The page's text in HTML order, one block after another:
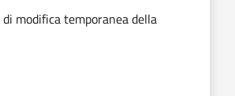
modifica temporanea della